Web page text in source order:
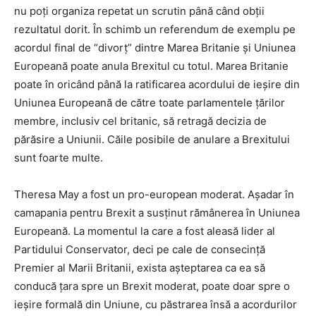
nu poți organiza repetat un scrutin până când obții
rezultatul dorit. În schimb un referendum de exemplu pe
acordul final de “divorț” dintre Marea Britanie și Uniunea
Europeană poate anula Brexitul cu totul. Marea Britanie
poate în oricând până la ratificarea acordului de ieșire din
Uniunea Europeană de către toate parlamentele țărilor
membre, inclusiv cel britanic, să retragă decizia de
părăsire a Uniunii. Căile posibile de anulare a Brexitului
sunt foarte multe.
Theresa May a fost un pro-european moderat. Așadar în
camapania pentru Brexit a susținut rămânerea în Uniunea
Europeană. La momentul la care a fost aleasă lider al
Partidului Conservator, deci pe cale de consecință
Premier al Marii Britanii, exista așteptarea ca ea să
conducă țara spre un Brexit moderat, poate doar spre o
ieșire formală din Uniune, cu păstrarea însă a acordurilor